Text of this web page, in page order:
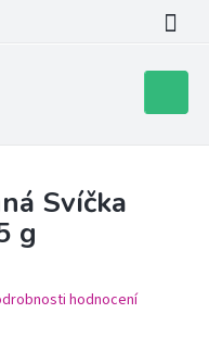
košík
Svíčka
g
hodnocení